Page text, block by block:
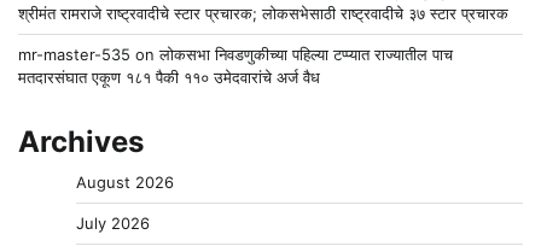
श्रीमंत रामराजे राष्ट्रवादीचे स्टार प्रचारक; लोकसभेसाठी राष्ट्रवादीचे ३७ स्टार प्रचारक
mr-master-535 onलोकसभा निवडणुकीच्या पहिल्या टप्प्यात राज्यातील पाच
मतदारसंघात एकूण १८१ पैकी ११० उमेदवारांचे अर्ज वैध
Archives
August 2026
July 2026